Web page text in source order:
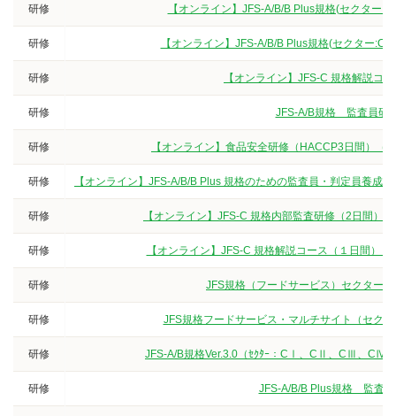
研修 【オンライン】JFS-A/B/B Plus規格(セクタ
研修 【オンライン】JFS-A/B/B Plus規格(セクター
研修 【オンライン】JFS-C 規格解説コ
研修 JFS-A/B規格 監査員研
研修 【オンライン】食品安全研修（HACCP3日間）
研修 【オンライン】JFS-A/B/B Plus 規格のための監査員・判定員養
研修 【オンライン】JFS-C 規格内部監査研修（2日間）
研修 【オンライン】JFS-C 規格解説コース（１日間）
研修 JFS規格（フードサービス）セクター
研修 JFS規格フードサービス・マルチサイト（セク
研修 JFS-A/B規格Ver.3.0（ｾｸﾀｰ：CⅠ、CⅡ、CⅢ、CⅣ/K
研修 JFS-A/B/B Plus規格 監査員